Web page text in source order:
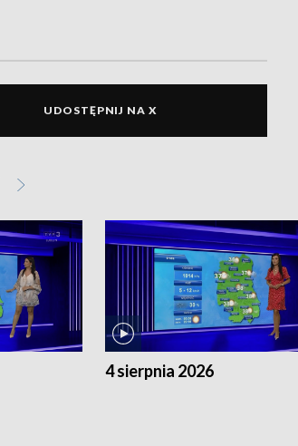
UDOSTĘPNIJ NA X
4 sierpnia 2026